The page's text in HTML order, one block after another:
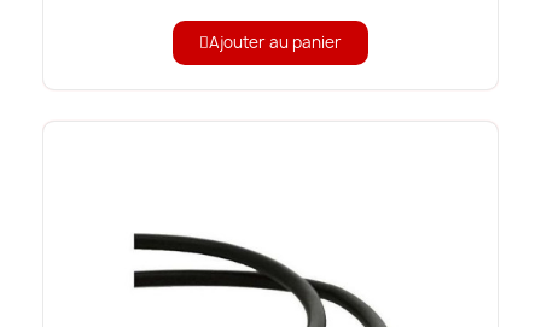
Ajouter au panier